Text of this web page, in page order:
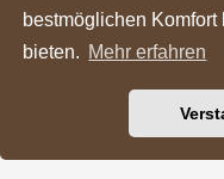
bestmöglichen
bieten. Mehr erfahren
Support
Das Forum wird
Powered byphpBB